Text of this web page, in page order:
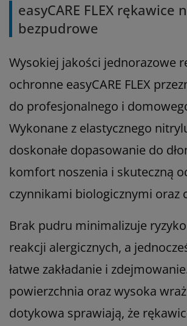
easyCARE FLEX rękawice
bezpudrowe
Wysokiej jakości jednorazowe
ochronne easyCARE FLEX
do profesjonalnego i
Wykonane z elastycznego
doskonałe dopasowanie do
komfort noszenia i skuteczną
czynnikami biologicznymi oraz
Brak pudru minimalizuje
reakcji alergicznych, a
łatwe zakładanie i
powierzchnia oraz wysoka
dotykowa sprawiają, że